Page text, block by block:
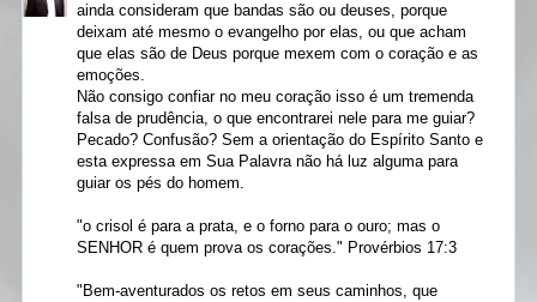
ainda consideram que bandas são ou deuses, porque
deixam até mesmo o evangelho por elas, ou que acham
que elas são de Deus porque mexem com o coração e as
emoções.
Não consigo confiar no meu coração isso é um tremenda
falsa de prudência, o que encontrarei nele para me guiar?
Pecado? Confusão? Sem a orientação do Espírito Santo e
esta expressa em Sua Palavra não há luz alguma para
guiar os pés do homem.
"o crisol é para a prata, e o forno para o ouro; mas o
SENHOR é quem prova os corações." Provérbios 17:3
"Bem-aventurados os retos em seus caminhos, que